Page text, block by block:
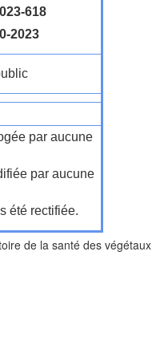
618
2023
par aucune
par aucune
été rectifiée.
de la santé des végétaux